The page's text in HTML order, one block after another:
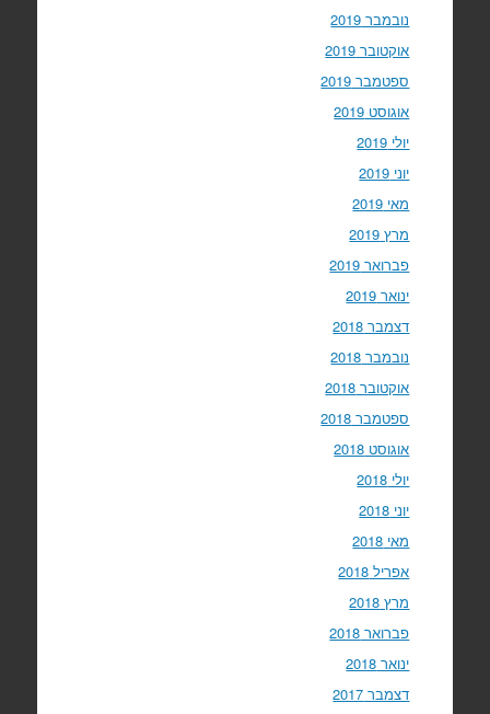
נובמבר 2019
אוקטובר 2019
ספטמבר 2019
אוגוסט 2019
יולי 2019
יוני 2019
מאי 2019
מרץ 2019
פברואר 2019
ינואר 2019
דצמבר 2018
נובמבר 2018
אוקטובר 2018
ספטמבר 2018
אוגוסט 2018
יולי 2018
יוני 2018
מאי 2018
אפריל 2018
מרץ 2018
פברואר 2018
ינואר 2018
דצמבר 2017